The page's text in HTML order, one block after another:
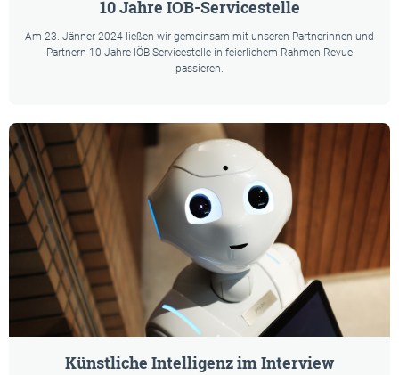
10 Jahre IÖB-Servicestelle
Am 23. Jänner 2024 ließen wir gemeinsam mit unseren Partnerinnen und
Partnern 10 Jahre IÖB-Servicestelle in feierlichem Rahmen Revue
passieren.
Künstliche Intelligenz im Interview